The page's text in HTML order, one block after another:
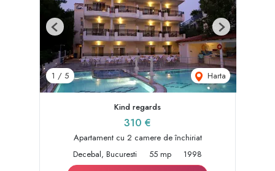
1 / 5 Harta
Previous Next
Kind regards
310 €
Apartament cu 2 camere de închiriat
Decebal, Bucuresti
55 mp 1998